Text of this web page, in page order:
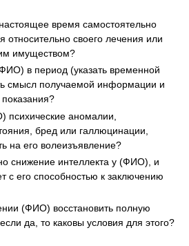
время самостоятельно
относительно своего лечения или
имуществом?
в период (указать временной
смысл получаемой информации и
психические аномалии,
бред или галлюцинации,
на его волеизъявление?
снижение интеллекта у (ФИО), и
с его способностью к заключению
(ФИО) восстановить полную
да, то каковы условия для этого?